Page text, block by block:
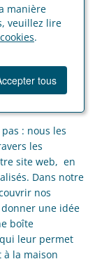
pour votre
parle : en 1999,
faire de la
Cimpress/
: nous les
les
site web, en
Dans notre
nos
une idée
boîte
leur permet
la maison
manière
veuillez lire
.
tous